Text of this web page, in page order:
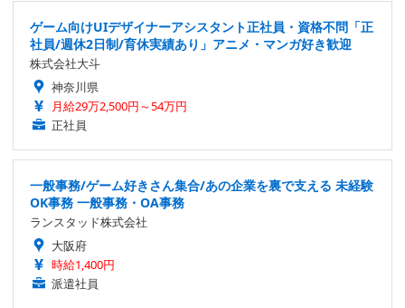
ゲーム向けUIデザイナーアシスタント正社員・資格不問「正
社員/週休2日制/育休実績あり」アニメ・マンガ好き歓迎
株式会社大斗
神奈川県
月給29万2,500円～54万円
正社員
一般事務/ゲーム好きさん集合/あの企業を裏で支える 未経験
OK事務 一般事務・OA事務
ランスタッド株式会社
大阪府
時給1,400円
派遣社員